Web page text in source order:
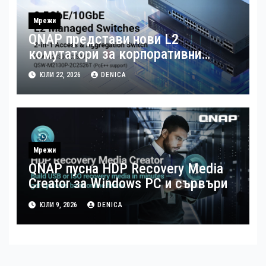
Мрежи
QNAP представи нови L2
комутатори за корпоративни
мрежи, управлявани по интернет
ЮЛИ 22, 2026 DENICA
Мрежи
QNAP пусна HDP Recovery Media
Creator за Windows РС и сървъри
ЮЛИ 9, 2026 DENICA